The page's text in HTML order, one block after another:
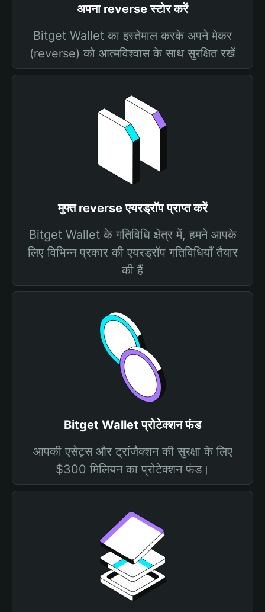
अपना reverse स्टोर करें
Bitget Wallet का इस्तेमाल करके अपने मेकर
(reverse) को आत्मविश्वास के साथ सुरक्षित रखें
मुफ्त reverse एयरड्रॉप प्राप्त करें
Bitget Wallet के गतिविधि क्षेत्र में, हमने आपके
लिए विभिन्न प्रकार की एयरड्रॉप गतिविधियाँ तैयार
की हैं
Bitget Wallet प्रोटेक्शन फंड
आपकी एसेट्स और ट्रांजैक्शन की सुरक्षा के लिए
$300 मिलियन का प्रोटेक्शन फंड।